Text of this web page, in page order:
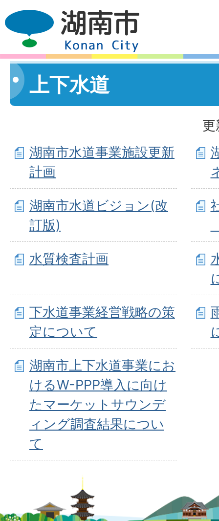
上下水道
湖南市水道事業施設更新
計画
湖南市水道ビジョン(改
訂版)
水質検査計画
下水道事業経営戦略の策
定について
湖南市上下水道事業にお
けるW-PPP導入に向け
たマーケットサウンデ
ィング調査結果につい
て